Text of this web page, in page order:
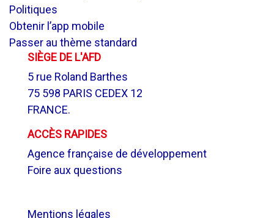
Politiques
Obtenir l’app mobile
Passer au thème standard
SIÈGE DE L'AFD
5 rue Roland Barthes
75 598 PARIS CEDEX 12
FRANCE.
ACCÈS RAPIDES
Agence française de développement
Foire aux questions
Mentions légales